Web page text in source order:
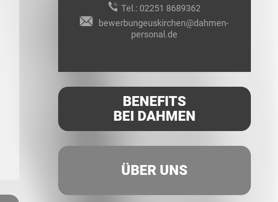
Tel.: 02251 8689362
bewerbungeuskirchen@dahmen-
personal.de
BENEFITS
BEI DAHMEN
ÜBER UNS